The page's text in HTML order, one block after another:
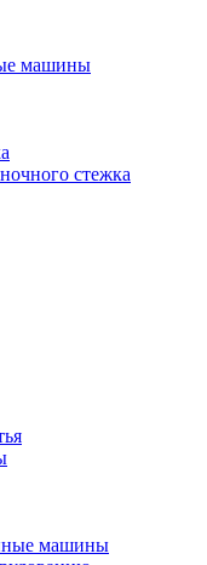
машины
стежка
машины